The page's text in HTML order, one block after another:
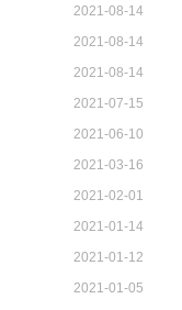
2021-08-14
2021-08-14
2021-08-14
2021-07-15
2021-06-10
2021-03-16
2021-02-01
2021-01-14
2021-01-12
2021-01-05